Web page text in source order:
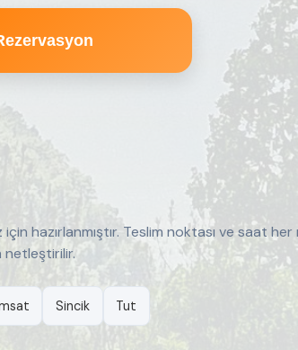
hazırlanmıştır. Teslim noktası ve saat
Sincik Tut